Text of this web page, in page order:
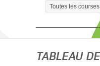
TABLEAU